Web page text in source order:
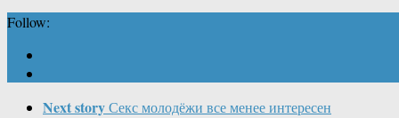
Follow:
Next storyСекс молодёжи все менее интересен